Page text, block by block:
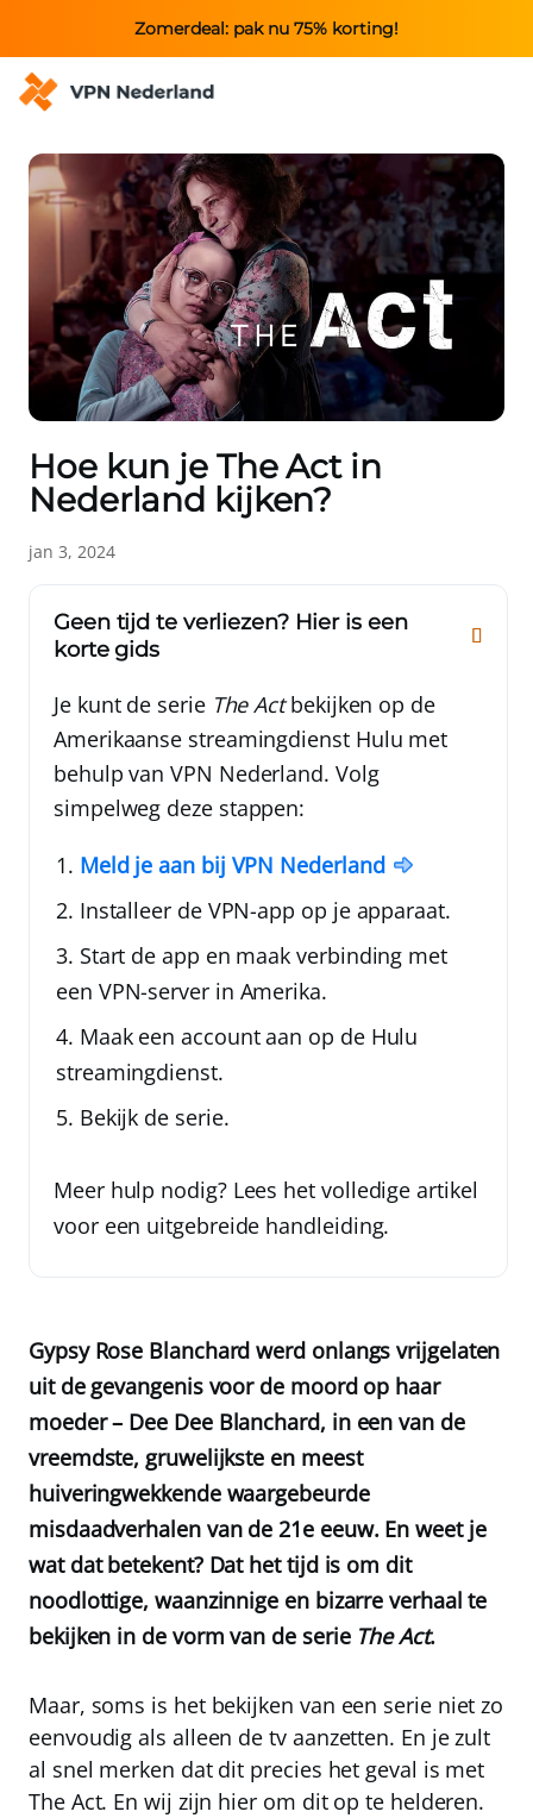
Zomerdeal: pak nu 75% korting!
Hoe kun je The Act in
Nederland kijken?
jan 3, 2024
Geen tijd te verliezen? Hier is een
korte gids
Je kunt de serie The Actbekijken op de
Amerikaanse streamingdienst Hulu met
behulp vanVPN Nederland. Volg
simpelweg deze stappen:
Meld je aan bij VPN Nederland
Installeer de VPN-app op je apparaat.
Start de app en maak verbinding met
een VPN-server in Amerika.
Maak een account aan op de Hulu
streamingdienst.
Bekijk de serie.
Meer hulp nodig? Lees het volledige artikel
voor een uitgebreide handleiding.
Gypsy Rose Blanchard werd onlangs vrijgelaten
uit de gevangenis voor de moord op haar
moeder – Dee Dee Blanchard, in een van de
vreemdste, gruwelijkste en meest
huiveringwekkende waargebeurde
misdaadverhalen van de 21e eeuw. En weet je
wat dat betekent? Dat het tijd is om dit
noodlottige, waanzinnige en bizarre verhaal te
bekijken in de vorm van de serie The Act.
Maar, soms is het bekijken van een serie niet zo
eenvoudig als alleen de tv aanzetten. En je zult
al snel merken dat dit precies het geval is met
The Act. En wij zijn hier om dit op te helderen.